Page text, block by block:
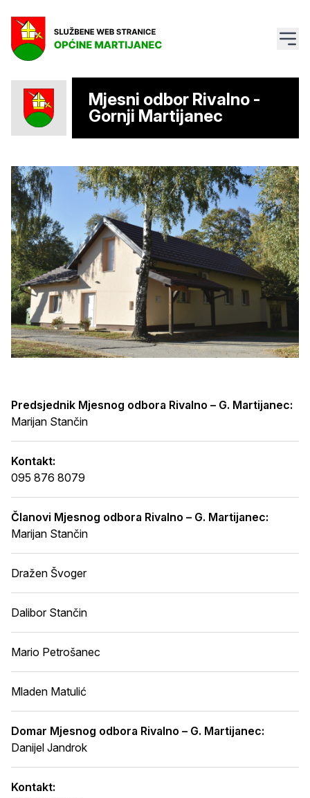
Mjesni odbor Rivalno -
Gornji Martijanec
Predsjednik Mjesnog odbora Rivalno – G. Martijanec:
Marijan Stančin
Kontakt:
095 876 8079
Članovi Mjesnog odbora Rivalno – G. Martijanec:
Marijan Stančin
Dražen Švoger
Dalibor Stančin
Mario Petrošanec
Mladen Matulić
Domar Mjesnog odbora Rivalno – G. Martijanec:
Danijel Jandrok
Kontakt: